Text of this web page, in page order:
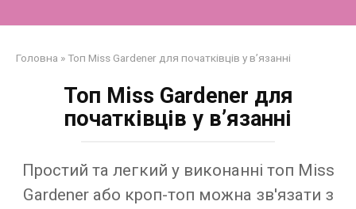
Головна »Топ Miss Gardener для початківців у в’язанні
Топ Miss Gardener для
початківців у в’язанні
Простий та легкий у виконанні топ Miss
Gardener або кроп-топ можна зв'язати з